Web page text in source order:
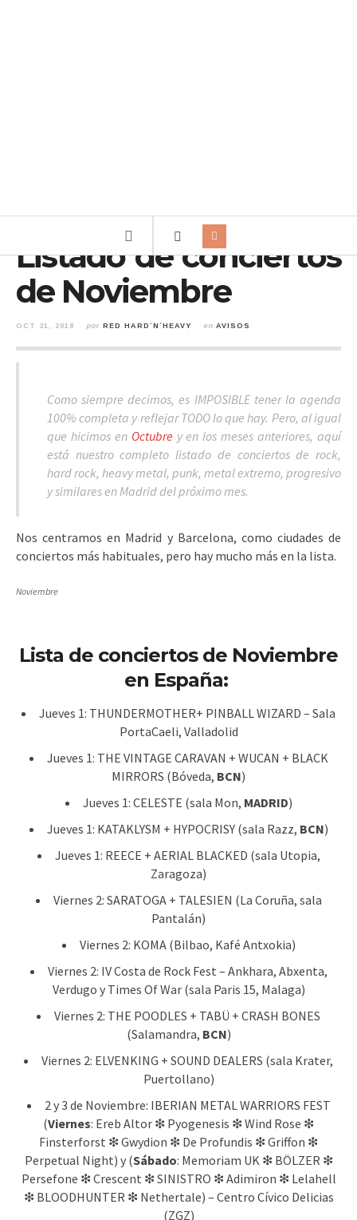
Listado de conciertos
de Noviembre
OCT 31, 2018 por RED HARD´N´HEAVY en AVISOS
Como siempre decimos, es IMPOSIBLE tener la agenda
100% completa y reflejar TODO lo que hay. Pero, al igual
que hicimos en Octubre y en los meses anteriores, aquí
está nuestro completo listado de conciertos de rock,
hard rock, heavy metal, punk, metal extremo, progresivo
y similares en Madrid del próximo mes.
Nos centramos en Madrid y Barcelona, como ciudades de
conciertos más habituales, pero hay mucho más en la lista.
Noviembre
Lista de conciertos de Noviembre
en España:
Jueves 1: THUNDERMOTHER+ PINBALL WIZARD – Sala
PortaCaeli, Valladolid
Jueves 1: THE VINTAGE CARAVAN + WUCAN + BLACK
MIRRORS (Bóveda, BCN)
Jueves 1: CELESTE (sala Mon, MADRID)
Jueves 1: KATAKLYSM + HYPOCRISY (sala Razz, BCN)
Jueves 1: REECE + AERIAL BLACKED (sala Utopia,
Zaragoza)
Viernes 2: SARATOGA + TALESIEN (La Coruña, sala
Pantalán)
Viernes 2: KOMA (Bilbao, Kafé Antxokia)
Viernes 2: IV Costa de Rock Fest – Ankhara, Abxenta,
Verdugo y Times Of War (sala Paris 15, Malaga)
Viernes 2: THE POODLES + TABÜ + CRASH BONES
(Salamandra, BCN)
Viernes 2: ELVENKING + SOUND DEALERS (sala Krater,
Puertollano)
2 y 3 de Noviembre: IBERIAN METAL WARRIORS FEST
(Viernes: Ereb Altor ❇ Pyogenesis ❇ Wind Rose ❇
Finsterforst ❇ Gwydion ❇ De Profundis ❇ Griffon ❇
Perpetual Night) y (Sábado: Memoriam UK ❇ BÖLZER ❇
Persefone ❇ Crescent ❇ SINISTRO ❇ Adimiron ❇ Lelahell
❇ BLOODHUNTER ❇ Nethertale) – Centro Cívico Delicias
(ZGZ)